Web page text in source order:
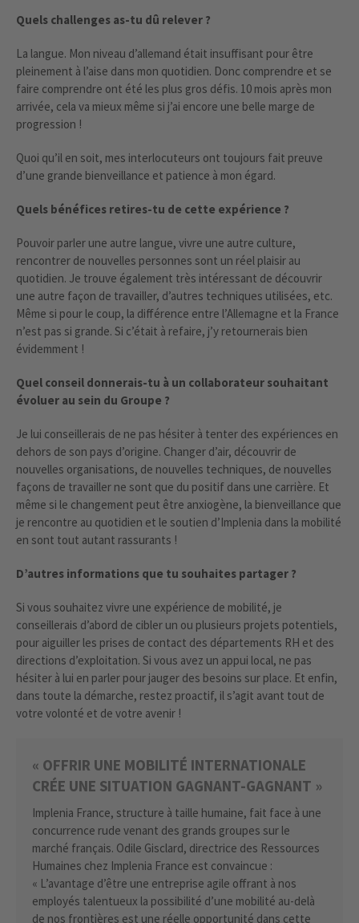
Quels challenges as-tu dû relever ?
La langue. Mon niveau d’allemand était insuffisant pour être
pleinement à l’aise dans mon quotidien. Donc comprendre et se
faire comprendre ont été les plus gros défis. 10 mois après mon
arrivée, cela va mieux même si j’ai encore une belle marge de
progression !
Quoi qu’il en soit, mes interlocuteurs ont toujours fait preuve
d’une grande bienveillance et patience à mon égard.
Quels bénéfices retires-tu de cette expérience ?
Pouvoir parler une autre langue, vivre une autre culture,
rencontrer de nouvelles personnes sont un réel plaisir au
quotidien. Je trouve également très intéressant de découvrir
une autre façon de travailler, d’autres techniques utilisées, etc.
Même si pour le coup, la différence entre l’Allemagne et la France
n’est pas si grande. Si c’était à refaire, j’y retournerais bien
évidemment !
Quel conseil donnerais-tu à un collaborateur souhaitant
évoluer au sein du Groupe ?
Je lui conseillerais de ne pas hésiter à tenter des expériences en
dehors de son pays d’origine. Changer d’air, découvrir de
nouvelles organisations, de nouvelles techniques, de nouvelles
façons de travailler ne sont que du positif dans une carrière. Et
même si le changement peut être anxiogène, la bienveillance que
je rencontre au quotidien et le soutien d’Implenia dans la mobilité
en sont tout autant rassurants !
D’autres informations que tu souhaites partager ?
Si vous souhaitez vivre une expérience de mobilité, je
conseillerais d’abord de cibler un ou plusieurs projets potentiels,
pour aiguiller les prises de contact des départements RH et des
directions d’exploitation. Si vous avez un appui local, ne pas
hésiter à lui en parler pour jauger des besoins sur place. Et enfin,
dans toute la démarche, restez proactif, il s’agit avant tout de
votre volonté et de votre avenir !
« OFFRIR UNE MOBILITÉ INTERNATIONALE
CRÉE UNE SITUATION GAGNANT-GAGNANT »
Implenia France, structure à taille humaine, fait face à une
concurrence rude venant des grands groupes sur le
marché français. Odile Gisclard, directrice des Ressources
Humaines chez Implenia France est convaincue :
« L’avantage d’être une entreprise agile offrant à nos
employés talentueux la possibilité d’une mobilité au-delà
de nos frontières est une réelle opportunité dans cette